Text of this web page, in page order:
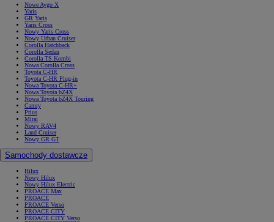
Nowe Aygo X
Yaris
GR Yaris
Yaris Cross
Nowy Yaris Cross
Nowy Urban Cruiser
Corolla Hatchback
Corolla Sedan
Corolla TS Kombi
Nowa Corolla Cross
Toyota C-HR
Toyota C-HR Plug-in
Nowa Toyota C-HR+
Nowa Toyota bZ4X
Nowa Toyota bZ4X Touring
Camry
Prius
Mirai
Nowy RAV4
Land Cruiser
Nowy GR GT
Samochody dostawcze
Hilux
Nowy Hilux
Nowy Hilux Electric
PROACE Max
PROACE
PROACE Verso
PROACE CITY
PROACE CITY Verso